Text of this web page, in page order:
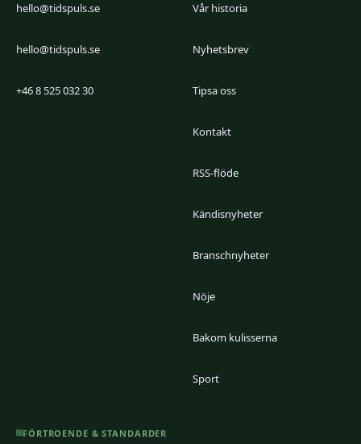
hello@tidspuls.se
hello@tidspuls.se
+46 8 525 032 30
Vår historia
Nyhetsbrev
Tipsa oss
Kontakt
RSS-flöde
Kändisnyheter
Branschnyheter
Nöje
Bakom kulisserna
Sport
FÖRTROENDE & STANDARDER